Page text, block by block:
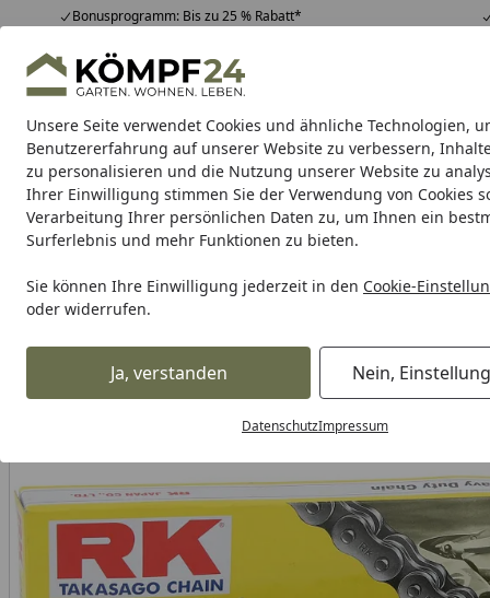
Unsere Seite verwendet Cookies und ähnliche Technologien,
Benutzererfahrung auf unserer Website zu verbessern,
zu personalisieren und die Nutzung unserer Website zu
Ihrer Einwilligung stimmen Sie der Verwendung von Cookies
Verarbeitung Ihrer persönlichen Daten zu, um Ihnen ein
Surferlebnis und mehr Funktionen zu bieten.
Sie können Ihre Einwilligung jederzeit in den Cookie-
oder widerrufen.
Ja, verstanden Nein,
DatenschutzImpressum
Bonusprogramm: Bis zu 25 % Rabatt*
Hotline07051 / 9 22 22
Mo-Fr. 8-16 Uhr 25.965 Bewertungen
Alle Produkte
Alle ProdukteHighlights Tipps & Tricks
RK Motorradkette Kettenschlösser Kettensatz
Karibu Pools inkl.
Dein Traumpool im Sorglos-
Rk Motorradkette RK Kette 428HSB 134 Glieder